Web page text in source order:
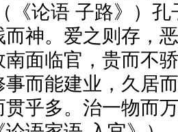
《论语 子路》）
神。爱之则存，
南面临官，贵而不
而能建业，久居
乎多。治一物而